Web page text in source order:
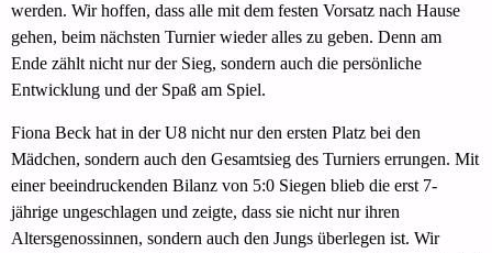
werden. Wir hoffen, dass alle mit dem festen Vorsatz nach Hause
gehen, beim nächsten Turnier wieder alles zu geben. Denn am
Ende zählt nicht nur der Sieg, sondern auch die persönliche
Entwicklung und der Spaß am Spiel.
Fiona Beck hat in der U8 nicht nur den ersten Platz bei den
Mädchen, sondern auch den Gesamtsieg des Turniers errungen. Mit
einer beeindruckenden Bilanz von 5:0 Siegen blieb die erst 7-
jährige ungeschlagen und zeigte, dass sie nicht nur ihren
Altersgenossinnen, sondern auch den Jungs überlegen ist. Wir